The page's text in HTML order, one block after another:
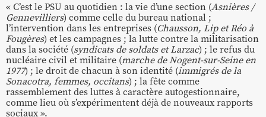
« C’est le PSU au quotidien : la vie d’une section (Asnières /
Gennevilliers) comme celle du bureau national ;
l’intervention dans les entreprises (Chausson, Lip et Réo à
Fougères) et les campagnes ; la lutte contre la militarisation
dans la société (syndicats de soldats et Larzac) ; le refus du
nucléaire civil et militaire (marche de Nogent-sur-Seine en
1977) ; le droit de chacun à son identité (immigrés de la
Sonacotra, femmes, occitans) ; la fête comme
rassemblement des luttes à caractère autogestionnaire,
comme lieu où s’expérimentent déjà de nouveaux rapports
sociaux ».